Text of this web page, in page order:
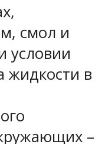
смол и
условии
жидкости в
–